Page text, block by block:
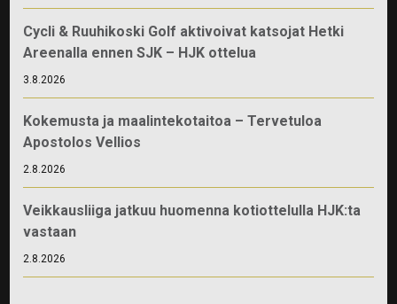
Cycli & Ruuhikoski Golf aktivoivat katsojat Hetki
Areenalla ennen SJK – HJK ottelua
3.8.2026
Kokemusta ja maalintekotaitoa – Tervetuloa
Apostolos Vellios
2.8.2026
Veikkausliiga jatkuu huomenna kotiottelulla HJK:ta
vastaan
2.8.2026